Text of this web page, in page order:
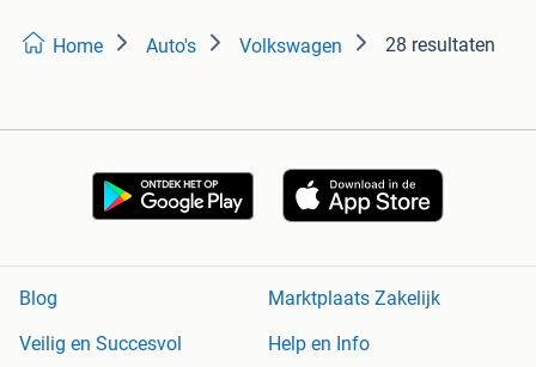
Home Auto's Volkswagen 28 resultaten
Blog
Marktplaats Zakelijk
Veilig en Succesvol
Help en Info